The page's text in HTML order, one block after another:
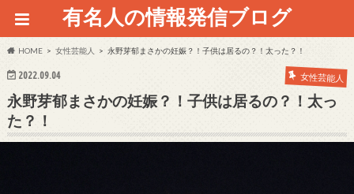
有名人の情報発信ブログ
HOME 女性芸能人 永野芽郁まさかの妊娠？！子供は居るの？！太った？！
2022.09.04 女性芸能人
永野芽郁まさかの妊娠？！子供は居るの？！太っ
た？！